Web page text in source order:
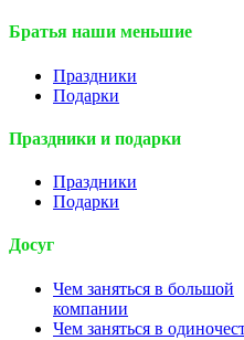
Братья наши меньшие
Праздники
Подарки
Праздники и подарки
Праздники
Подарки
Досуг
Чем заняться в большой
компании
Чем заняться в